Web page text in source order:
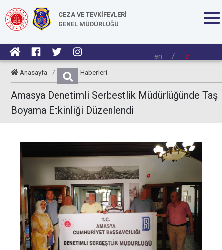
CEZA VE TEVKİFEVLERİ
GENEL MÜDÜRLÜĞÜ
en / tr
Anasayfa / Kurum Haberleri
Amasya Denetimli Serbestlik Müdürlüğünde Taş
Boyama Etkinliği Düzenlendi